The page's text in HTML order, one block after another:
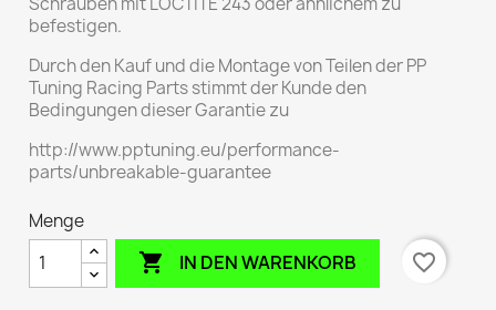
befestigen.
Durch den Kauf und die Montage von Teilen der PP
Tuning Racing Parts stimmt der Kunde den
Bedingungen dieser Garantie zu
http://www.pptuning.eu/performance-
parts/unbreakable-guarantee
Menge
 IN DEN WARENKORB favorite_border